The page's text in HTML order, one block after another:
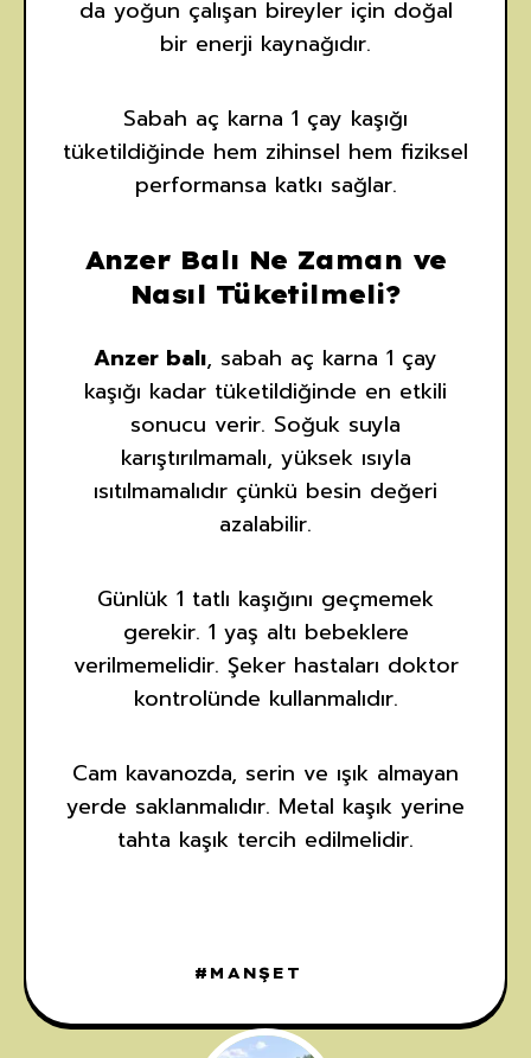
da yoğun çalışan bireyler için doğal
bir enerji kaynağıdır.
Sabah aç karna 1 çay kaşığı
tüketildiğinde hem zihinsel hem fiziksel
performansa katkı sağlar.
Anzer Balı Ne Zaman ve
Nasıl Tüketilmeli?
Anzer balı, sabah aç karna 1 çay
kaşığı kadar tüketildiğinde en etkili
sonucu verir. Soğuk suyla
karıştırılmamalı, yüksek ısıyla
ısıtılmamalıdır çünkü besin değeri
azalabilir.
Günlük 1 tatlı kaşığını geçmemek
gerekir. 1 yaş altı bebeklere
verilmemelidir. Şeker hastaları doktor
kontrolünde kullanmalıdır.
Cam kavanozda, serin ve ışık almayan
yerde saklanmalıdır. Metal kaşık yerine
tahta kaşık tercih edilmelidir.
MANŞET